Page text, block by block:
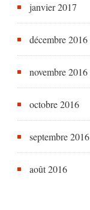
janvier 2017
décembre 2016
novembre 2016
octobre 2016
septembre 2016
août 2016